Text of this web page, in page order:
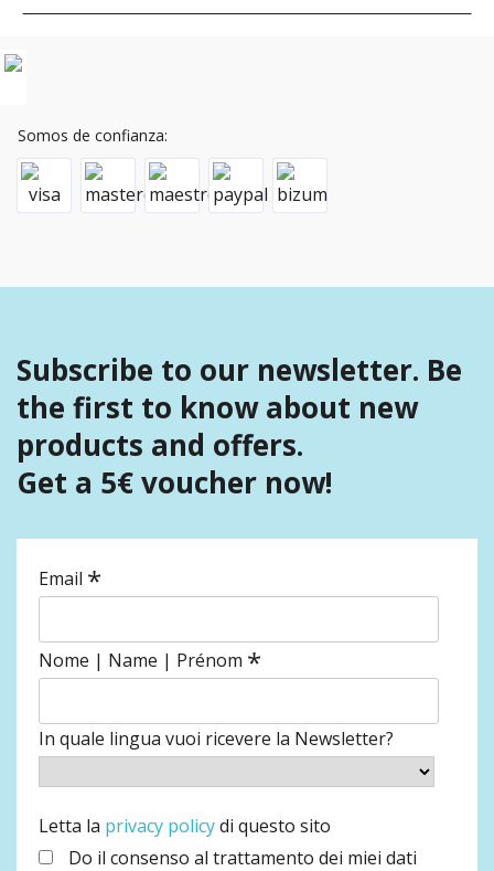
Somos de confianza:
Subscribe to our newsletter. Be
the first to know about new
products and offers.
Get a 5€ voucher now!
Email *
Nome | Name | Prénom *
In quale lingua vuoi ricevere la Newsletter?
Letta la privacy policydi questo sito
Do il consenso al trattamento dei miei dati